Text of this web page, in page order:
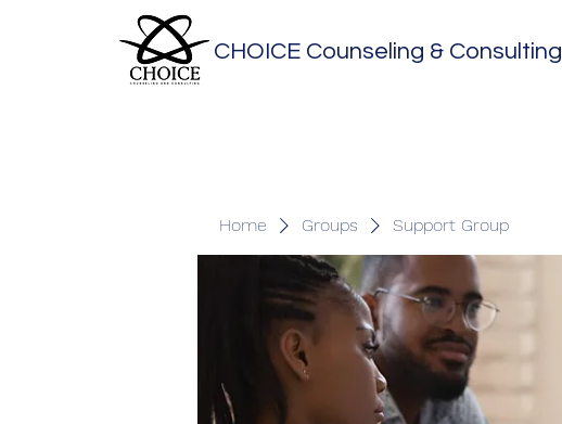
CHOICE Counseling & Consulting
Home Groups Support Group